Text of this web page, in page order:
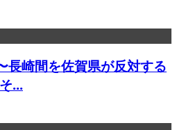
長崎間を佐賀県が反対する
...